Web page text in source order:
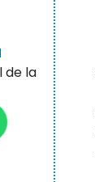
de la